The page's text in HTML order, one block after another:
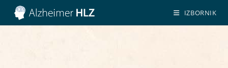
Preskoči
sadržaj
IZBORNIK